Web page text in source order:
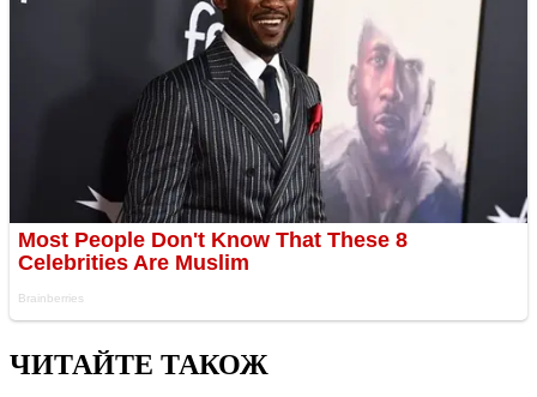
ЧИТАЙТЕ ТАКОЖ